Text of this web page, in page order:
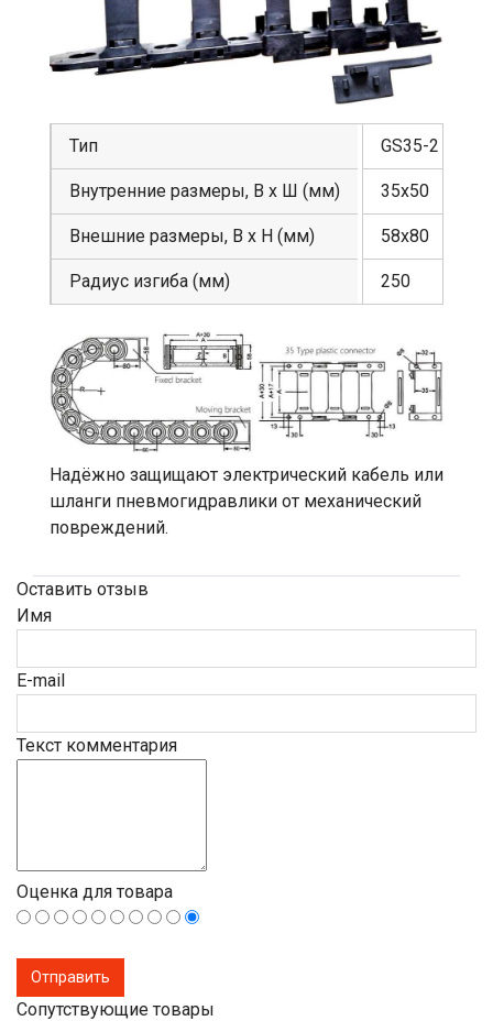
Тип
Внутренние размеры, В х Ш (мм)
Внешние размеры, В х Н (мм)
Радиус изгиба (мм)
GS35-2
35х50
58х80
250
Надёжно защищают электрический кабель или
шланги пневмогидравлики от механический
повреждений.
Оставить отзыв
Имя
E-mail
Текст комментария
Оценка для товара
Сопутствующие товары